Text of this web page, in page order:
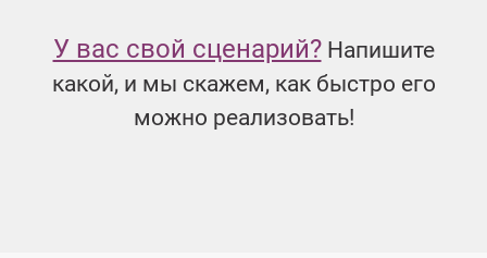
ЮР.ЛИЦАМ:Управление сотрудниками и
ФИЗ.ЛИЦАМ:Возможность пополнить баланс со
У вас свой сценарий?Напишите
какой, и мы скажем, как быстро его
можно реализовать!